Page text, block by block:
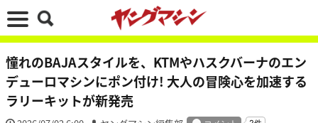
憧れのBAJAスタイルを、KTMやハスクバーナのエン
デューロマシンにポン付け! 大人の冒険心を加速する
ラリーキットが新発売